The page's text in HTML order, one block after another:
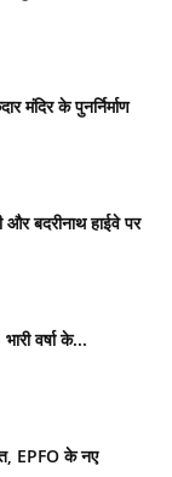
मंदिर के पुनर्निर्माण
और बदरीनाथ हाईवे पर
वर्षा के...
EPFO के नए